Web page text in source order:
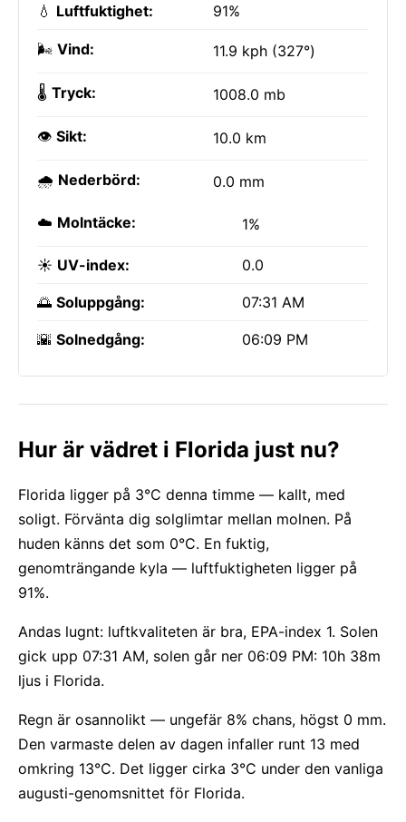
💧 Luftfuktighet: 91%
🌬️ Vind: 11.9 kph (327°)
🌡️ Tryck: 1008.0 mb
👁️ Sikt: 10.0 km
🌧️ Nederbörd: 0.0 mm
☁️ Molntäcke: 1%
☀️ UV-index: 0.0
🌅 Soluppgång: 07:31 AM
🌇 Solnedgång: 06:09 PM
Hur är vädret i Florida just nu?
Florida ligger på 3°C denna timme — kallt, med
soligt. Förvänta dig solglimtar mellan molnen. På
huden känns det som 0°C. En fuktig,
genomträngande kyla — luftfuktigheten ligger på
91%.
Andas lugnt: luftkvaliteten är bra, EPA-index 1. Solen
gick upp 07:31 AM, solen går ner 06:09 PM: 10h 38m
ljus i Florida.
Regn är osannolikt — ungefär 8% chans, högst 0 mm.
Den varmaste delen av dagen infaller runt 13 med
omkring 13°C. Det ligger cirka 3°C under den vanliga
augusti-genomsnittet för Florida.